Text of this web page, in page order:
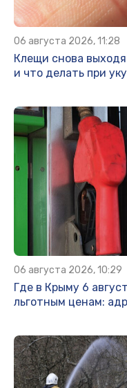
06 августа 2026, 11:28
Клещи снова
и что делать при
06 августа 2026, 10:29
Где в Крыму 6
льготным ценам: